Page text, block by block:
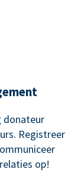
donateur
Registreer
op!